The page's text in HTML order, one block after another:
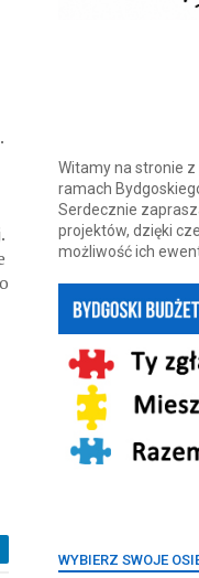
Witamy na stronie
ramach
Serdecznie
projektów, dzięki
możliwość ich
WYBIERZ SWOJE